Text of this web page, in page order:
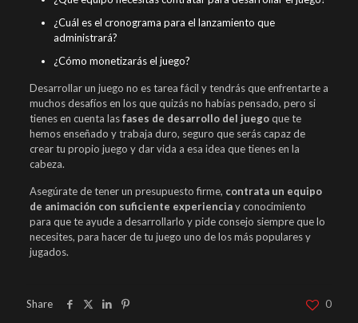
¿Cuál es el cronograma para el lanzamiento que
administrará?
¿Cómo monetizarás el juego?
Desarrollar un juego no es tarea fácil y tendrás que enfrentarte a
muchos desafíos en los que quizás no habías pensado, pero si
tienes en cuenta lasfases de desarrollo del juegoque te
hemos enseñado y trabaja duro, seguro que serás capaz de
crear tu propio juego y dar vida a esa idea que tienes en la
cabeza.
Asegúrate de tener un presupuesto firme, contrata un equipo
de animación con suficiente experienciay conocimiento
para que te ayude a desarrollarlo y pide consejo siempre que lo
necesites, para hacer de tu juego uno de los más populares y
jugados.
Share 0